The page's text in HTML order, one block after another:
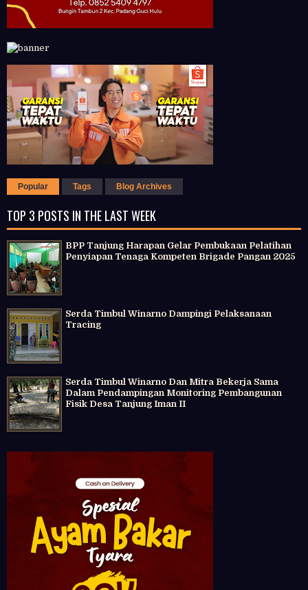
Popular Tags Blog Archives
TOP 3 POSTS IN THE LAST WEEK
BPP Tanjung Harapan Gelar Pembukaan Pelatihan
Penyiapan Tenaga Kompeten Brigade Pangan 2025
Serda Timbul Winarno Dampingi Pelaksanaan
Tracing
Serda Timbul Winarno Dan Mitra Bekerja Sama
Dalam Pendampingan Monitoring Pembangunan
Fisik Desa Tanjung Iman II